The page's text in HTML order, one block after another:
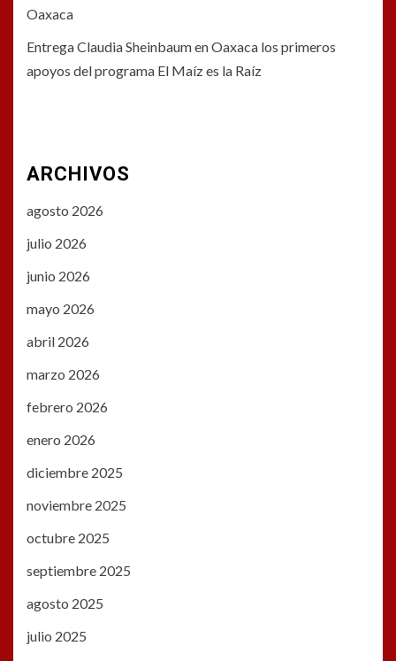
Oaxaca
Entrega Claudia Sheinbaum en Oaxaca los primeros
apoyos del programa El Maíz es la Raíz
ARCHIVOS
agosto 2026
julio 2026
junio 2026
mayo 2026
abril 2026
marzo 2026
febrero 2026
enero 2026
diciembre 2025
noviembre 2025
octubre 2025
septiembre 2025
agosto 2025
julio 2025